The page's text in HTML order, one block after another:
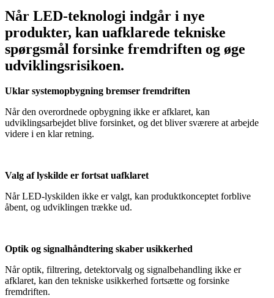
Når LED-teknologi indgår i nye
produkter, kan uafklarede tekniske
spørgsmål forsinke fremdriften og øge
udviklingsrisikoen.
Uklar systemopbygning bremser fremdriften
Når den overordnede opbygning ikke er afklaret, kan
udviklingsarbejdet blive forsinket, og det bliver sværere at arbejde
videre i en klar retning.
Valg af lyskilde er fortsat uafklaret
Når LED-lyskilden ikke er valgt, kan produktkonceptet forblive
åbent, og udviklingen trække ud.
Optik og signalhåndtering skaber usikkerhed
Når optik, filtrering, detektorvalg og signalbehandling ikke er
afklaret, kan den tekniske usikkerhed fortsætte og forsinke
fremdriften.